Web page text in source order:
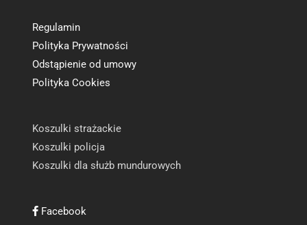
Regulamin
Polityka Prywatności
Odstąpienie od umowy
Polityka Cookies
Koszulki strażackie
Koszulki policja
Koszulki dla służb mundurowych
Facebook